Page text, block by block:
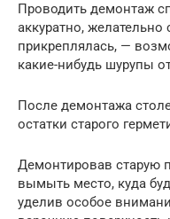
Проводить демонтаж
аккуратно,
прикреплялась, —
какие-нибудь шурупы
После демонтажа
остатки старого
Демонтировав старую
вымыть место, куда
уделив особое